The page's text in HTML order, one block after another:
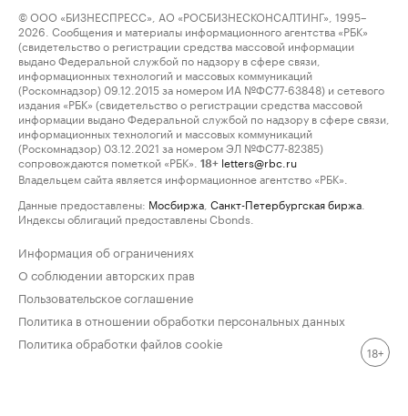
© ООО «БИЗНЕСПРЕСС», АО «РОСБИЗНЕСКОНСАЛТИНГ», 1995–
2026. Сообщения и материалы информационного агентства «РБК»
(свидетельство о регистрации средства массовой информации
выдано Федеральной службой по надзору в сфере связи,
информационных технологий и массовых коммуникаций
(Роскомнадзор) 09.12.2015 за номером ИА №ФС77-63848) и сетевого
издания «РБК» (свидетельство о регистрации средства массовой
информации выдано Федеральной службой по надзору в сфере связи,
информационных технологий и массовых коммуникаций
(Роскомнадзор) 03.12.2021 за номером ЭЛ №ФС77-82385)
сопровождаются пометкой «РБК».
18+ letters@rbc.ru
Владельцем сайта является информационное агентство «РБК».
Данные предоставлены: Мосбиржа Санкт-Петербургская биржа
Индексы облигаций предоставлены Cbonds.
Информация об ограничениях
О соблюдении авторских прав
Пользовательское соглашение
Политика в отношении обработки персональных данных
Политика обработки файлов cookie
18+